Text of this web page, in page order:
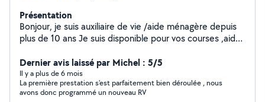
Présentation
Bonjour, je suis auxiliaire de vie /aide ménagère depuis
plus de 10 ans Je suis disponible pour vos courses ,aide
choses Je suis sur Bassens et me déplace en priorité sur
la rive droite
Dernier avis laissé par Michel : 5/5
Il y a plus de 6 mois
La première prestation s'est parfaitement bien déroulée , nous
avons donc programmé un nouveau RV